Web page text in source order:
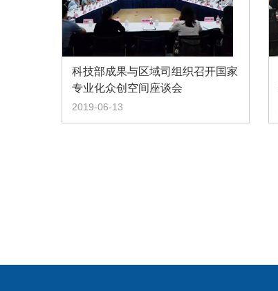
科技部成果与区域司组织召开国家
专业化众创空间座谈会
2019-06-13